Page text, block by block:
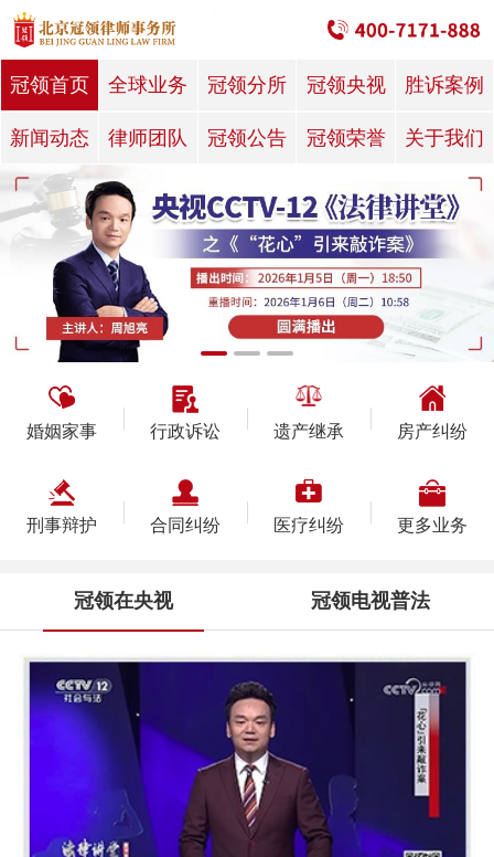
冠领首页 全球业务 冠领分所 冠领央视 胜诉案例
新闻动态 律师团队 冠领公告 冠领荣誉 关于我们
婚姻家事 行政诉讼 遗产继承 房产纠纷
刑事辩护 合同纠纷 医疗纠纷 更多业务
冠领在央视 冠领电视普法